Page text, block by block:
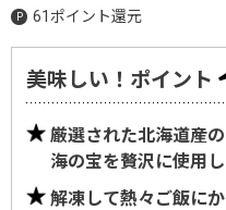
61ポイント還元
美味しい！ポイント
厳選された北海道産
海の宝を贅沢に使用
解凍して熱々ご飯に